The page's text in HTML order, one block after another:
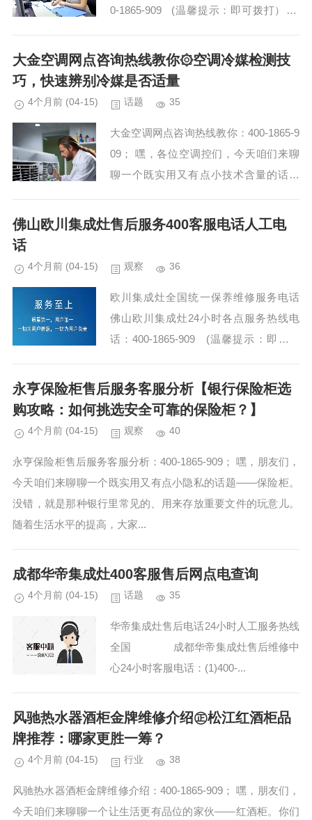
0-1865-909 (温馨提示：即可拨打） 派
号码 派沃空气...
大金空调网点咨询热线教你۞空调冷媒检测技
巧，快速辨别冷媒是否适量
4个月前 (04-15) 话题 35
大金空调网点咨询热线教你：400-1865-9
09； 嘿，各位空调控们，今天咱们来聊
聊一个既实用又有点小技术含量的话题
调在炎炎夏日里变得清凉的“神秘液体”。
佛山欧川集成灶售后服务400客服电话人工电
话
4个月前 (04-15) 观察 36
欧川集成灶全国统一保养维修服务电话
佛山欧川集成灶24小时各点服务热线电
话：400-1865-909 (温馨提示：即可拨
热线号码 佛山欧川集...
永亨保险柜售后服务客服分析【银行保险柜选
购攻略：如何挑选安全可靠的保险柜？】
4个月前 (04-15) 观察 40
永亨保险柜售后服务客服分析：400-1865-909； 嘿，朋友们，
今天咱们来聊聊一个既实用又有点小隐私的话题——保险柜。
没错，就是那种银行里常见的、用来存放重要文件的玩意儿。
随着生活水平的提高，大家...
成都华帝集成灶400客服售后网点电查询
4个月前 (04-15) 话题 35
华帝集成灶售后电话24小时人工服务热线
全国 成都华帝集成灶售后维修中
心24小时客服电话：(1)400-...
风驰热水器酒柜金牌维修介绍㊣松江红酒柜品
牌推荐：哪家更胜一筹？
4个月前 (04-15) 行业 38
风驰热水器酒柜金牌维修介绍：400-1865-909； 嘿，朋友们，
今天咱们来聊聊一个让生活更有品位的家伙——红酒柜。你们